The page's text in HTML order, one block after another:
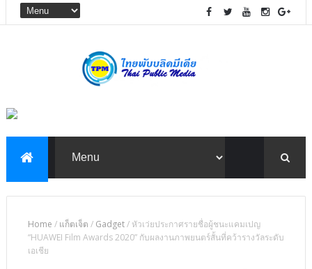
Home / แก็ตเจ็ต / Gadget/ หัวเว่ยประกาศรายชื่อผู้ชนะแคมเปญ
“HUAWEI Film Awards 2020” กับผลงานภาพยนตร์สั้นที่คว้ารางวัลระดับ
เอเชีย